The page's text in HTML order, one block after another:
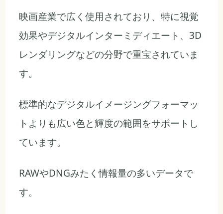
映画産業で広く使用されており、特に視覚
効果やデジタルインターミディエート、3D
レンダリングなどの分野で重宝されていま
す。
標準的なデジタルイメージングフォーマッ
トよりも広い色と輝度の範囲をサポートし
ています。
RAWやDNGみたく情報量の多いデータで
す。